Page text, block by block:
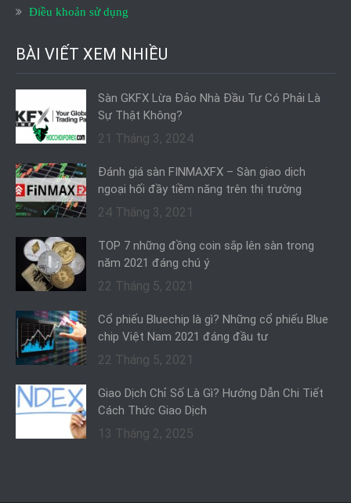
Điều khoản sử dụng
BÀI VIẾT XEM NHIỀU
Sàn GKFX Lừa Đảo Nhà Đầu Tư Có Phải Là
Sự Thật Không?
21 Tháng 3, 2024
Đánh giá sàn FINMAXFX – Sàn giao dịch
ngoại hối đầy tiềm năng trên thị trường
24 Tháng 3, 2021
TOP 7 những đồng coin sắp lên sàn trong
năm 2021 đáng chú ý
22 Tháng 5, 2021
Cổ phiếu Bluechip là gì? Những cổ phiếu Blue
chip Việt Nam 2021 đáng đầu tư
22 Tháng 5, 2021
Giao Dịch Chỉ Số Là Gì? Hướng Dẫn Chi Tiết
Cách Thức Giao Dịch
13 Tháng 2, 2025